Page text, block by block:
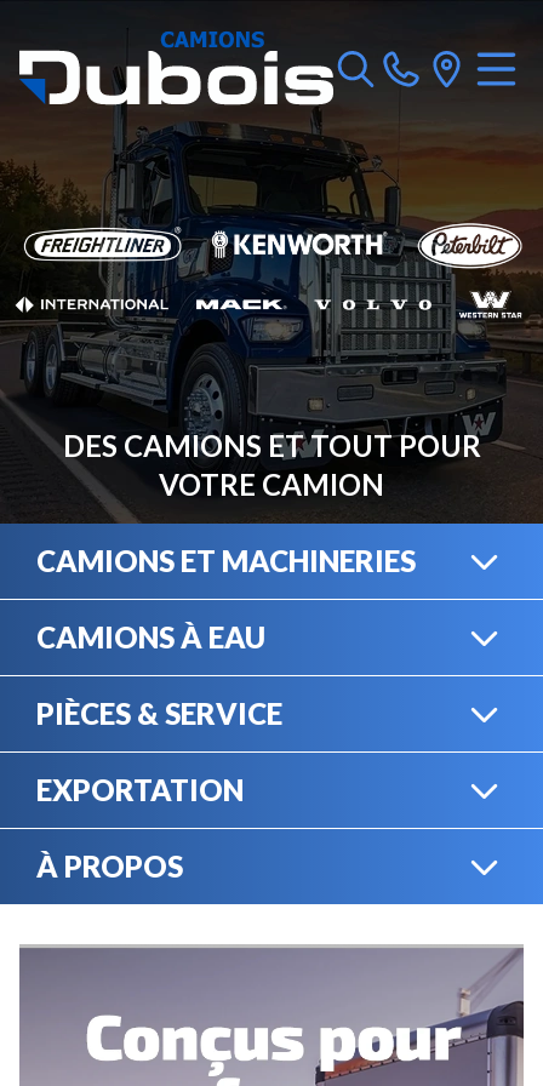
DES CAMIONS ET TOUT POUR
VOTRE CAMION
CAMIONS ET MACHINERIES
ÉQUIPEMENT
CAMIONS À EAU
PIÈCES & SERVICE
SERVICE MÉCANIQUE
EXPORTATION
À PROPOS